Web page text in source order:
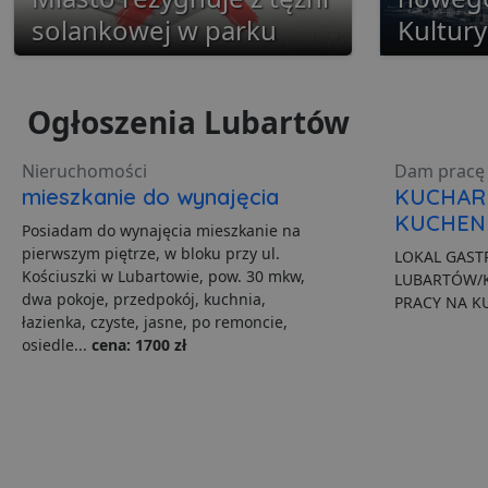
solankowej w parku
Kultury
Ogłoszenia Lubartów
Nieruchomości
mieszkanie do wynajęcia
Posiadam do wynajęcia mieszkanie na
pierwszym piętrze, w bloku przy ul.
Kościuszki w Lubartowie, pow. 30 mkw,
dwa pokoje, przedpokój, kuchnia,
łazienka, czyste, jasne, po remoncie,
osiedle... cena: 1700 zł
Dam
LOKAL
PRACY NA
Niezbędne pliki cookie
zarządzanie kontem.